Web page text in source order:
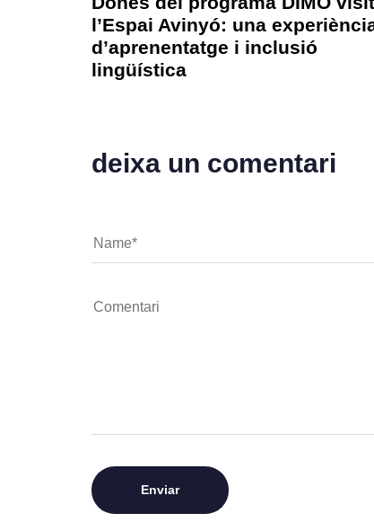
l’Espai Avinyó: una
d’aprenentatge i inclusió
lingüística
deixa un comentari